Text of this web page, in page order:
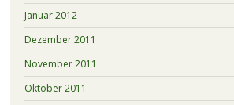
Januar 2012
Dezember 2011
November 2011
Oktober 2011